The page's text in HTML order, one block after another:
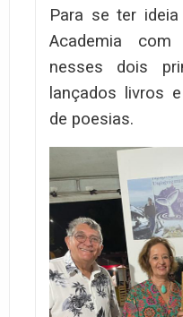
Para se ter
Academia
nesses dois
lançados livros
de poesias.